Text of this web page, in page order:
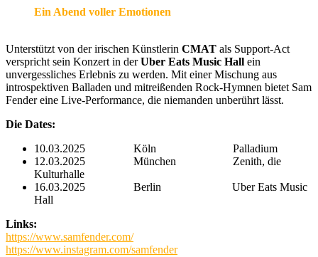
Ein Abend voller Emotionen
Unterstützt von der irischen Künstlerin CMAT als Support-Act
verspricht sein Konzert in derUber Eats Music Hall ein
unvergessliches Erlebnis zu werden. Mit einer Mischung aus
introspektiven Balladen und mitreißenden Rock-Hymnen bietet Sam
Fender eine Live-Performance, die niemanden unberührt lässt.
Die Dates:
10.03.2025 Köln Palladium
12.03.2025 München Zenith, die
Kulturhalle
16.03.2025 Berlin Uber Eats Music
Hall
Links:
https://www.samfender.com/
https://www.instagram.com/samfender